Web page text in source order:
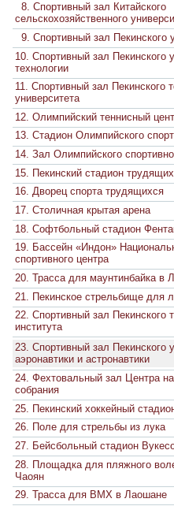
8. Спортивный зал Китайского
сельскохозяйственного
9. Спортивный зал Пекинского
10. Спортивный зал Пекинского
технологии
11. Спортивный зал Пекинского
университета
12. Олимпийский теннисный
13. Стадион Олимпийского
14. Зал Олимпийского
15. Пекинский стадион
16. Дворец спорта трудящихся
17. Столичная крытая арена
18. Софтбольный стадион
19. Бассейн «Индон»
спортивного центра
20. Трасса для маунтинбайка в
21. Пекинское стрельбище для
22. Спортивный зал Пекинского
института
23. Спортивный зал Пекинского
аэронавтики и астронавтики
24. Фехтовальный зал Центра
собрания
25. Пекинский хоккейный
26. Поле для стрельбы из лука
27. Бейсбольный стадион
28. Площадка для пляжного
Чаоян
29. Трасса для BMX в Лаошане